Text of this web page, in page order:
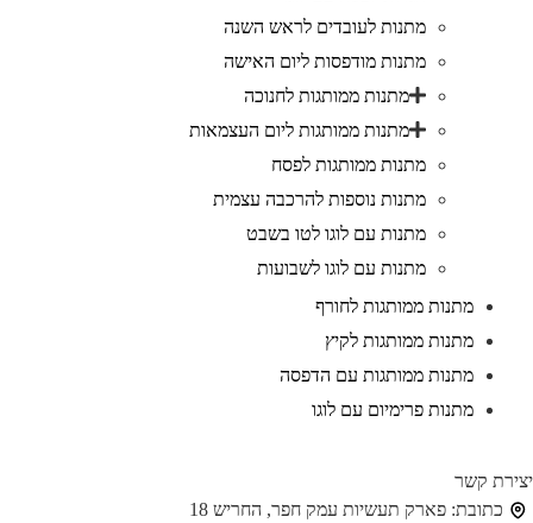
מתנות לעובדים לראש השנה
מתנות מודפסות ליום האישה
מתנות ממותגות לחנוכה
מתנות ממותגות ליום העצמאות
מתנות ממותגות לפסח
מתנות נוספות להרכבה עצמית
מתנות עם לוגו לטו בשבט
מתנות עם לוגו לשבועות
מתנות ממותגות לחורף
מתנות ממותגות לקיץ
מתנות ממותגות עם הדפסה
מתנות פרימיום עם לוגו
קשר
כתובת:פארק תעשיות עמק חפר, החריש 18